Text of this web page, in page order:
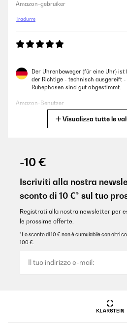
Amazon-gebruiker
Tradurre
Der Uhrenbeweger (für eine Uhr)
der Richtige - technisch ausgereift
Ruhephasen sind gut abgestimmt.
Amazon-Benutzer
esattamente ciò che promette,
carico senza complicazioni.
Visualizza tutte le
-10 €
Iscriviti alla nostra
sconto di 10 €* sul tuo
Registrati alla nostra newsletter per
le prossime offerte.
*Lo sconto di 10 € non è cumulabile con altri
100 €.